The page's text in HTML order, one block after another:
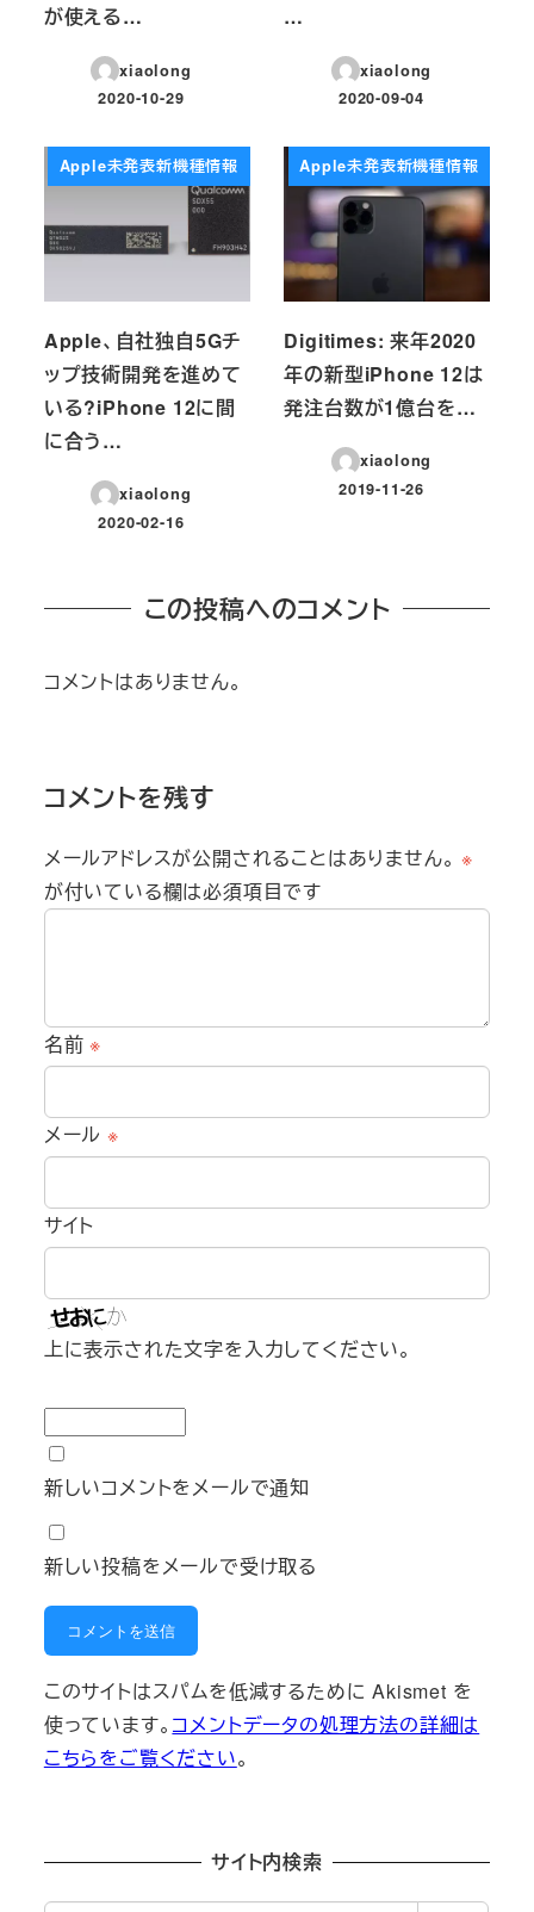
が使える…
xiaolong
投稿日
2020-10-29
…
xiaolong
投稿日
2020-09-04
Apple未発表新機種情報
Apple、自社独自5Gチ
ップ技術開発を進めて
いる?iPhone 12に間
に合う…
xiaolong
投稿日
2020-02-16
Apple未発表新機種情報
Digitimes: 来年2020
年の新型iPhone 12は
発注台数が1億台を…
xiaolong
投稿日
2019-11-26
この投稿へのコメント
コメントはありません。
コメントを残す
メールアドレスが公開されることはありません。 ※
が付いている欄は必須項目です
名前※
メール ※
サイト
上に表示された文字を入力してください。
新しいコメントをメールで通知
新しい投稿をメールで受け取る
このサイトはスパムを低減するために Akismet を
使っています。 コメントデータの処理方法の詳細は
こちらをご覧ください。
サイト内検索